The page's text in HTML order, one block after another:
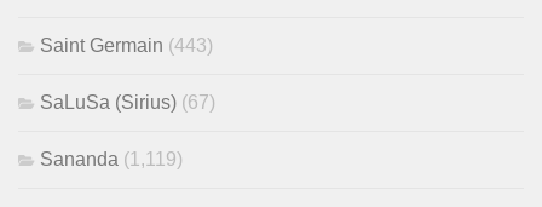
Saint Germain (443)
SaLuSa (Sirius) (67)
Sananda (1,119)